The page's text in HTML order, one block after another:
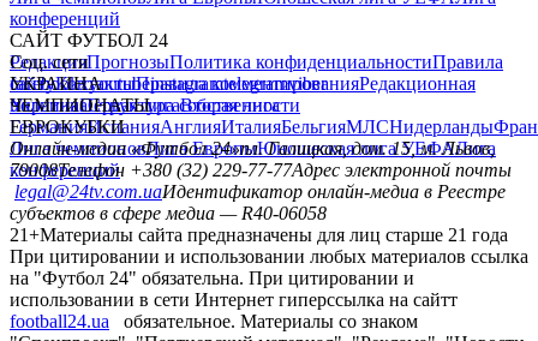
конференций
САЙТ ФУТБОЛ 24
РедакцияПрогнозыПолитика конфиденциальностиПравила
сайтуКонтактыПравила комментированияРедакционная
политикаСтруктура собственности
Соц. сети
facebookxyoutubeinstagramtelegramviber
УКРАИНА
УкраинаПервая лигаВторая лига
ЧЕМПИОНАТЫ
ГерманияИспанияАнглияИталияБельгияМЛСНидерланды
ЕВРОКУБКИ
Лига чемпионовЛига ЕвропыЮношеская лига УЕФАЛига
конференций
Онлайн-медиа «Футбол 24»пл. Галицкая, дом. 15, м. Львов,
79008Телефон +380 (32) 229-77-77Адрес электронной почты
legal@24tv.com.uaИдентификатор онлайн-медиа в Реестре
субъектов в сфере медиа — R40-06058
21+Материалы сайта предназначены для лиц старше 21 года
При цитировании и использовании любых материалов ссылка
на "Футбол 24" обязательна. При цитировании и
использовании в сети Интернет гиперссылка на сайтт
football24.ua
обязательное. Материалы со знаком